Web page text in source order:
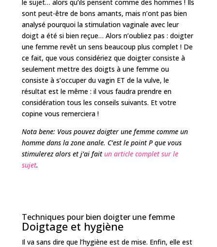
le sujet… alors qu’ils pensent comme des hommes ! Ils
sont peut-être de bons amants, mais n’ont pas bien
analysé pourquoi la stimulation vaginale avec leur
doigt a été si bien reçue… Alors n’oubliez pas : doigter
une femme revêt un sens beaucoup plus complet ! De
ce fait, que vous considériez que doigter consiste à
seulement mettre des doigts à une femme ou
consiste à s’occuper du vagin ET de la vulve, le
résultat est le même : il vous faudra prendre en
considération tous les conseils suivants. Et votre
copine vous remerciera !
Nota bene: Vous pouvez doigter une femme comme un
homme dans la zone anale. C’est le point P que vous
stimulerez alors et j’ai fait un article complet sur le
sujet.
Techniques pour bien doigter une femme
Doigtage et hygiène
Il va sans dire que l’hygiène est de mise. Enfin, elle est